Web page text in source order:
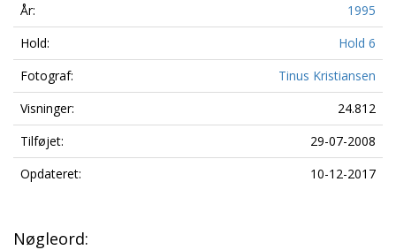
År:
1995
Hold:
Hold 6
Fotograf:
Tinus Kristiansen
Visninger:
24.812
Tilføjet:
29-07-2008
Opdateret:
10-12-2017
Nøgleord: